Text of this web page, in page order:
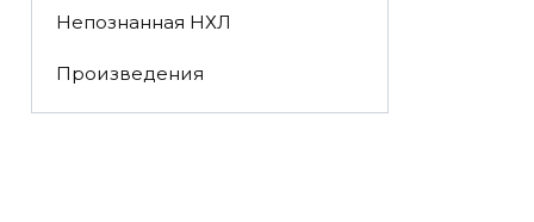
Непознанная НХЛ
Произведения